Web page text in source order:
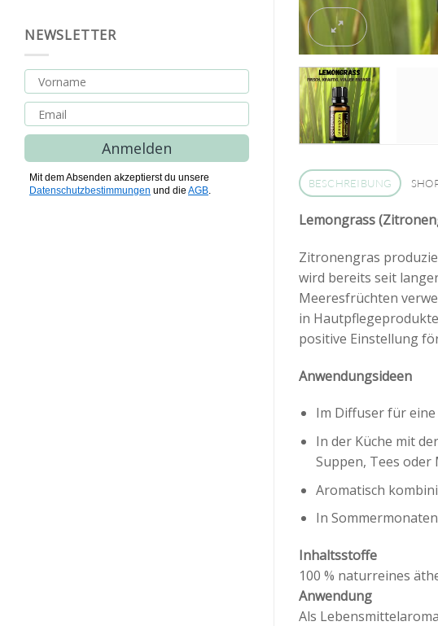
NEWSLETTER
Anmelden
Mit dem Absenden akzeptierst du unsere
Datenschutzbestimmungen und die AGB.
BESCHREIBUNG
Lemongrass
Zitronengras
wird bereits seit
Meeresfrüchten
in
positive Einstellung
Anwendungsideen
Im Diffuser für
In der Küche mit
Suppen, Tees
Aromatisch
In
Inhaltsstoffe
100 % naturreines
Anwendung
Als